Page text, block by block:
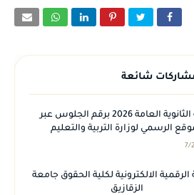
شائعة
نتيجة الثانوية العامة 2026 برقم الجلوس عبر
الرسمي لوزارة التربية والتعليم
7/
الالكترونية لكلية الحقوق جامعة
الزقازيق